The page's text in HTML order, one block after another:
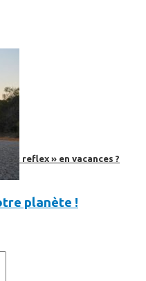
« reflex » en vacances ?
planète !